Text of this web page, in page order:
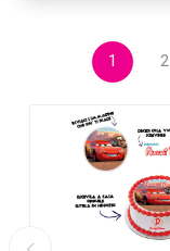
1 2